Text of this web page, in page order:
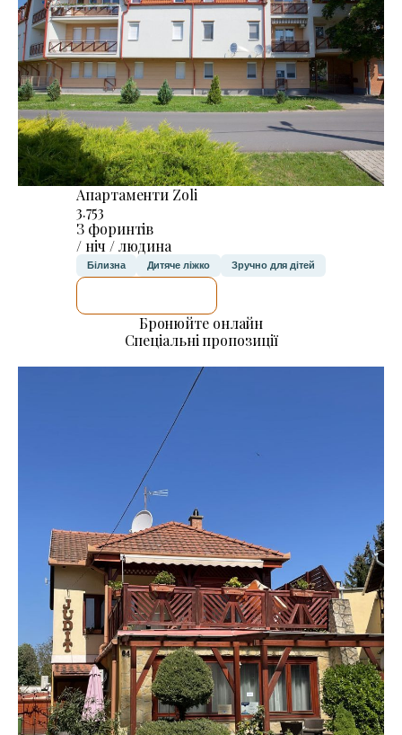
Апартаменти Zoli
3.753
З форинтів
/ ніч / людина
Білизна Дитяче ліжко Зручно для дітей
Бронюйте онлайн
Спеціальні пропозиції